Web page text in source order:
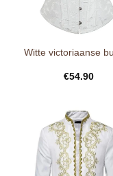
Witte victoriaanse
€54.90